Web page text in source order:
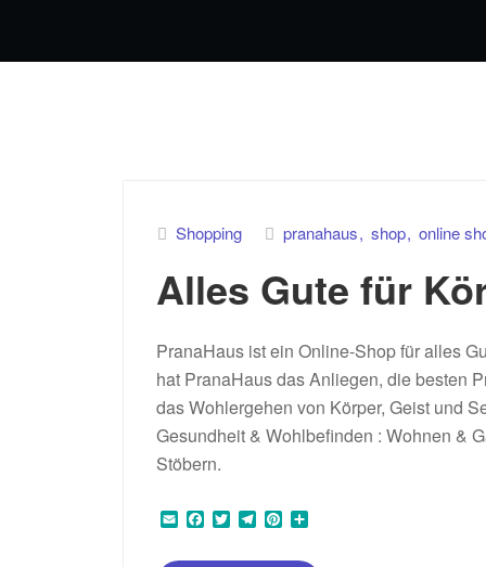
Shopping pranahaus shop online
Alles Gute für
PranaHaus ist ein Online-Shop für alles
hat PranaHaus das Anliegen, die besten
das Wohlergehen von Körper, Geist und
Gesundheit & Wohlbefinden : Wohnen &
Stöbern.
E
m
F
a
T
w
T
e
P